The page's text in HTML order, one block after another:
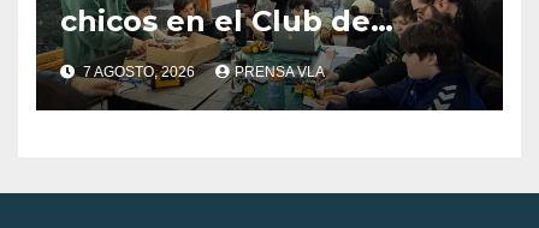
chicos en el Club de
Robótica de FabLab
Angostura.
7 AGOSTO, 2026 PRENSA VLA